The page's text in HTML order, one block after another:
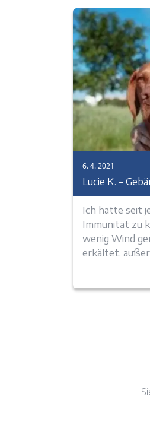
6. 4. 2021
Lucie K. –
Ich hatte seit
Immunität zu
wenig Wind
erkältet,